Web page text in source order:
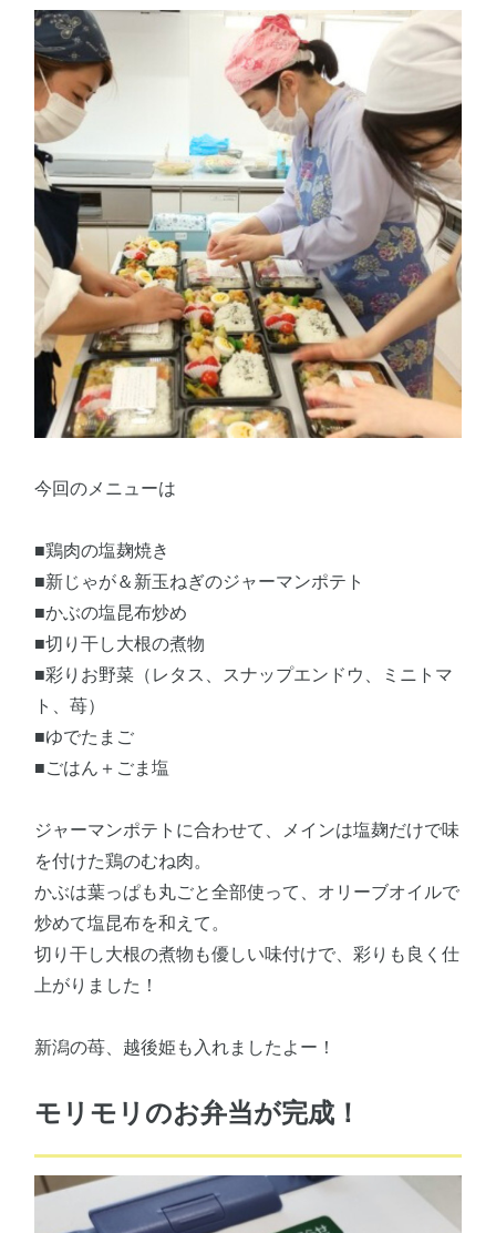
今回のメニューは
■鶏肉の塩麹焼き
■新じゃが＆新玉ねぎのジャーマンポテト
■かぶの塩昆布炒め
■切り干し大根の煮物
■彩りお野菜（レタス、スナップエンドウ、ミニトマ
ト、苺）
■ゆでたまご
■ごはん＋ごま塩
ジャーマンポテトに合わせて、メインは塩麹だけで味
を付けた鶏のむね肉。
かぶは葉っぱも丸ごと全部使って、オリーブオイルで
炒めて塩昆布を和えて。
切り干し大根の煮物も優しい味付けで、彩りも良く仕
上がりました！
新潟の苺、越後姫も入れましたよー！
モリモリのお弁当が完成！